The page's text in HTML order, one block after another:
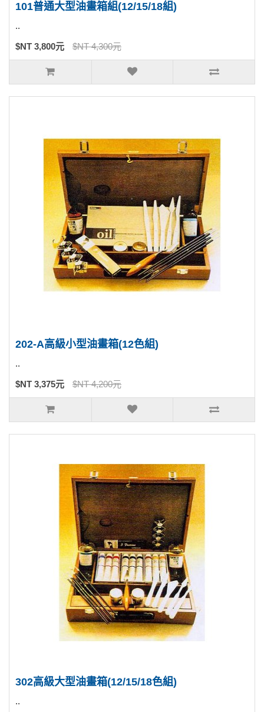
101普通大型油畫箱組(12/15/18組)
..
$NT 3,800元 $NT 4,300元
202-A高級小型油畫箱(12色組)
..
$NT 3,375元 $NT 4,200元
302高級大型油畫箱(12/15/18色組)
..